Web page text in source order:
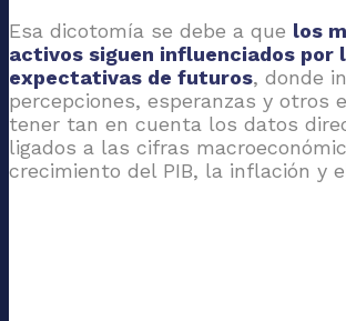
Esa dicotomía se debe a que los
activos siguen influenciados por
expectativas de futuros, donde
percepciones, esperanzas y otros
tener tan en cuenta los datos
ligados a las cifras
crecimiento del PIB, la inflación y